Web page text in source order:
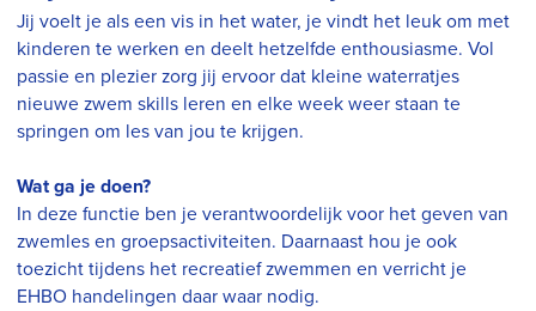
Jij voelt je als een vis in het water, je vindt het leuk om met
kinderen te werken en deelt hetzelfde enthousiasme. Vol
passie en plezier zorg jij ervoor dat kleine waterratjes
nieuwe zwem skills leren en elke week weer staan te
springen om les van jou te krijgen.
Wat ga je doen?
In deze functie ben je verantwoordelijk voor het geven van
zwemles en groepsactiviteiten. Daarnaast hou je ook
toezicht tijdens het recreatief zwemmen en verricht je
EHBO handelingen daar waar nodig.